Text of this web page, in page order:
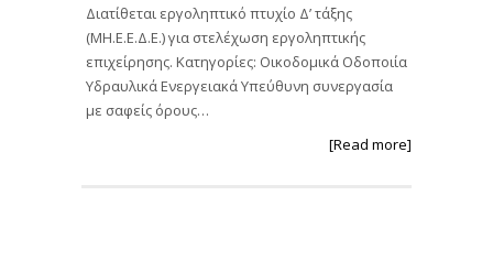
Διατίθεται εργοληπτικό πτυχίο Δ’ τάξης
(ΜΗ.Ε.Ε.Δ.Ε.) για στελέχωση εργοληπτικής
επιχείρησης. Κατηγορίες: Οικοδομικά Οδοποιία
Υδραυλικά Ενεργειακά Υπεύθυνη συνεργασία
με σαφείς όρους…
[Read more]